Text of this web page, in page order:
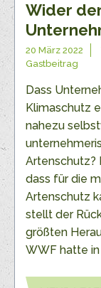
Wider
20 März 2022
Gastbeitrag
Dass
Klimaschutz
nahezu
Artenschutz?
dass für die
Artenschutz
stellt der
größten
WWF hatte